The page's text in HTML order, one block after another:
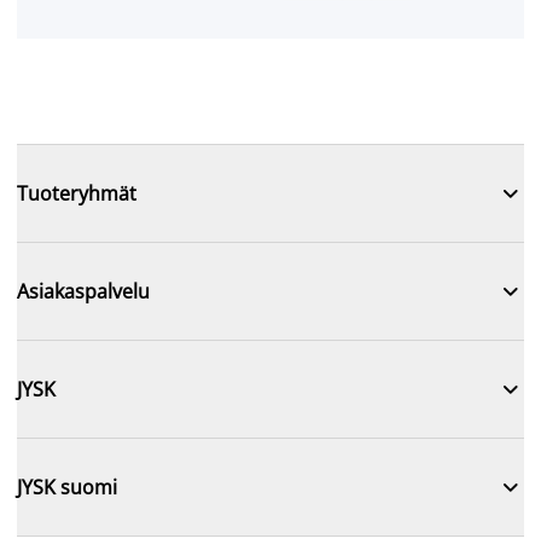
Tuoteryhmät 
Asiakaspalvelu 
JYSK 
JYSK suomi 